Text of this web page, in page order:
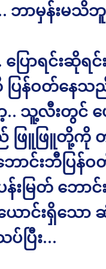
ဘာမှန်းမသိဘူ
ပြောရင်းဆိုရင်
ပြန်ဝတ်နေသ
.. သူ့လီးတွင် ပ
ဖြူဖြူတို့ကို တ
ောင်းဘီပြန်ဝ
းမြတ် ဘောင်
ောင်းရှိသေ
ပြီး…